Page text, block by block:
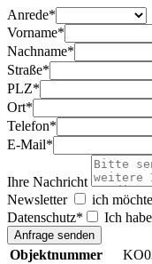
Anrede*
Vorname*
Nachname*
Straße*
PLZ*
Ort*
Telefon*
E-Mail*
Ihre Nachricht
Newsletter
ich
Datenschutz* Ich
Objektnummer